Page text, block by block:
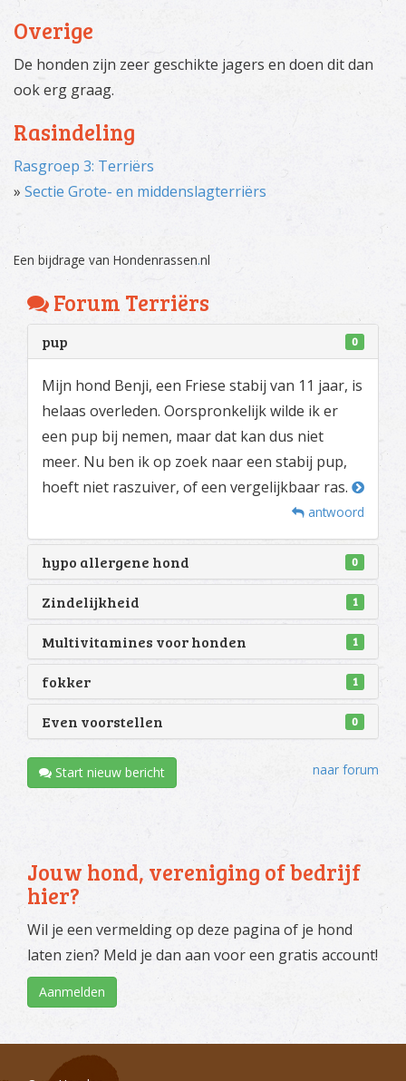
Overige
De honden zijn zeer geschikte jagers en doen dit dan
ook erg graag.
Rasindeling
Rasgroep 3: Terriërs
» Sectie Grote- en middenslagterriërs
Een bijdrage van Hondenrassen.nl
Forum Terriërs
pup 0
Mijn hond Benji, een Friese stabij van 11 jaar, is
helaas overleden. Oorspronkelijk wilde ik er
een pup bij nemen, maar dat kan dus niet
meer. Nu ben ik op zoek naar een stabij pup,
hoeft niet raszuiver, of een vergelijkbaar ras.
antwoord
hypo allergene hond 0
Zindelijkheid 1
Multivitamines voor honden 1
fokker 1
Even voorstellen 0
Start nieuw bericht naar forum
Jouw hond, vereniging of bedrijf
hier?
Wil je een vermelding op deze pagina of je hond
laten zien? Meld je dan aan voor een gratis account!
Aanmelden